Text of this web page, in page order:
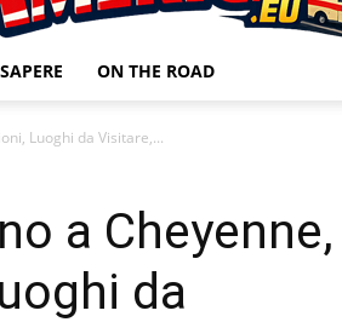
in
ON THE ROAD
Luoghi da Visitare,...
a Cheyenne,
da